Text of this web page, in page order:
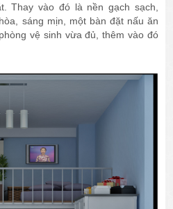
Thay vào đó là nền gạch sạch,
sáng mịn, một bàn đặt nấu ăn
vệ sinh vừa đủ, thêm vào đó